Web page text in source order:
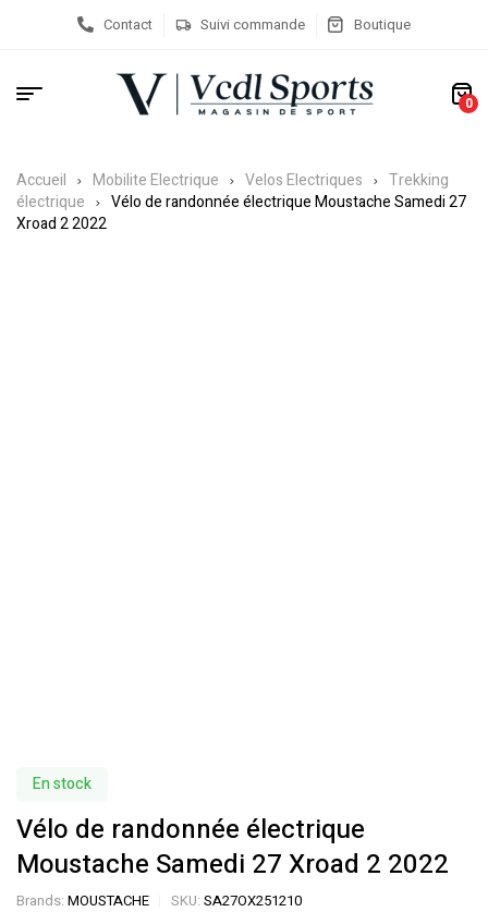
Contact Suivi commande Boutique
0
Accueil Mobilite Electrique Velos Electriques
Trekking
électrique
Vélo de randonnée électrique Moustache Samedi 27
Xroad 2 2022
En stock
Vélo de randonnée électrique
Moustache Samedi 27 Xroad 2 2022
Brands: MOUSTACHE SKU: SA27OX251210